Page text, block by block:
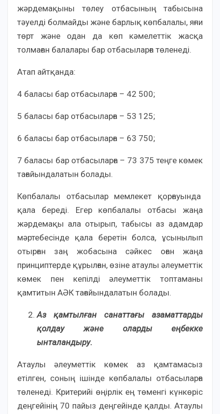
жәрдемақыны төлеу отбасының табысына
тәуелді болмайды және барлық көпбалалы, яғни
төрт және одан да көп кәмелеттік жасқа
толмаған балалары бар отбасыларға төленеді.
Атап айтқанда:
4 баласы бар отбасыларға – 42 500;
5 баласы бар отбасыларға – 53 125;
6 баласы бар отбасыларға – 63 750;
7 баласы бар отбасыларға – 73 375 теңге көмек
тағайындалатын болады.
Көпбалалы отбасылар мемлекет қорғауында
қала береді. Егер көпбалалы отбасы жаңа
жәрдемақы ала отырып, табысы аз адамдар
мәртебесінде қала беретін болса, ұсынылып
отырған заң жобасына сәйкес оған жаңа
принциптерде құрылған, өзіне атаулы әлеуметтік
көмек пен кепілді әлеуметтік топтаманы
қамтитын АӘК тағайындалатын болады.
Аз қамтылған санаттағы азаматтарды
қолдау және оларды еңбекке
ынталандыру.
Атаулы әлеуметтік көмек аз қамтамасыз
етілген, соның ішінде көпбалалы отбасыларға
төленеді. Критерийі өңірлік ең төменгі күнкөріс
деңгейінің 70 пайыз деңгейінде қалды. Атаулы